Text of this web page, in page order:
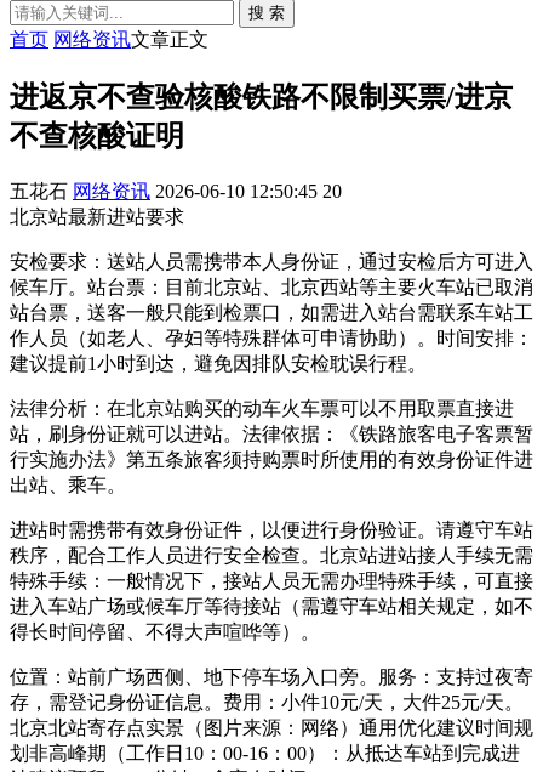
搜 索
首页 网络资讯文章正文
进返京不查验核酸铁路不限制买票/进京
不查核酸证明
五花石 网络资讯 2026-06-10 12:50:45 20
北京站最新进站要求
安检要求：送站人员需携带本人身份证，通过安检后方可进入
候车厅。站台票：目前北京站、北京西站等主要火车站已取消
站台票，送客一般只能到检票口，如需进入站台需联系车站工
作人员（如老人、孕妇等特殊群体可申请协助）。时间安排：
建议提前1小时到达，避免因排队安检耽误行程。
法律分析：在北京站购买的动车火车票可以不用取票直接进
站，刷身份证就可以进站。法律依据：《铁路旅客电子客票暂
行实施办法》第五条旅客须持购票时所使用的有效身份证件进
出站、乘车。
进站时需携带有效身份证件，以便进行身份验证。请遵守车站
秩序，配合工作人员进行安全检查。北京站进站接人手续无需
特殊手续：一般情况下，接站人员无需办理特殊手续，可直接
进入车站广场或候车厅等待接站（需遵守车站相关规定，如不
得长时间停留、不得大声喧哗等）。
位置：站前广场西侧、地下停车场入口旁。服务：支持过夜寄
存，需登记身份证信息。费用：小件10元/天，大件25元/天。
北京北站寄存点实景（图片来源：网络）通用优化建议时间规
划非高峰期（工作日10：00-16：00）：从抵达车站到完成进